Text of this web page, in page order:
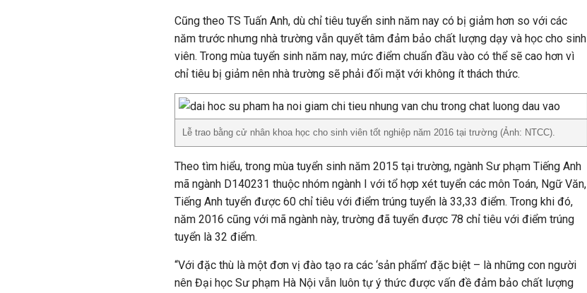
Cũng theo TS Tuấn Anh, dù chỉ tiêu tuyển sinh năm nay có bị giảm hơn so với các
năm trước nhưng nhà trường vẫn quyết tâm đảm bảo chất lượng dạy và học cho sinh
viên. Trong mùa tuyển sinh năm nay, mức điểm chuẩn đầu vào có thể sẽ cao hơn vì
chỉ tiêu bị giảm nên nhà trường sẽ phải đối mặt với không ít thách thức.
Lễ trao bằng cử nhân khoa học cho sinh viên tốt nghiệp năm 2016 tại trường (Ảnh: NTCC).
Theo tìm hiểu, trong mùa tuyển sinh năm 2015 tại trường, ngành Sư phạm Tiếng Anh
mã ngành D140231 thuộc nhóm ngành I với tổ hợp xét tuyển các môn Toán, Ngữ Văn,
Tiếng Anh tuyển được 60 chỉ tiêu với điểm trúng tuyển là 33,33 điểm. Trong khi đó,
năm 2016 cũng với mã ngành này, trường đã tuyển được 78 chỉ tiêu với điểm trúng
tuyển là 32 điểm.
“Với đặc thù là một đơn vị đào tạo ra các ‘sản phẩm’ đặc biệt – là những con người
nên Đại học Sư phạm Hà Nội vẫn luôn tự ý thức được vấn đề đảm bảo chất lượng